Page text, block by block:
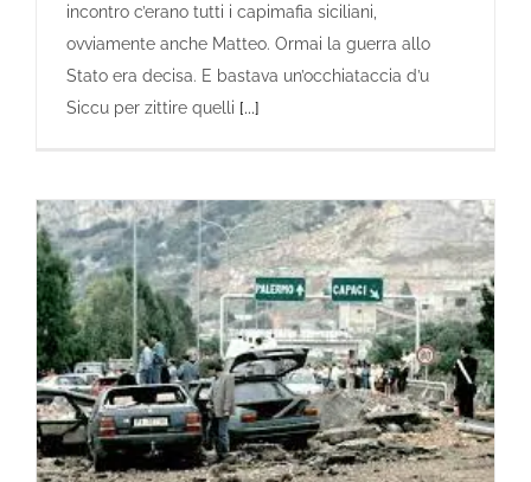
incontro c’erano tutti i capimafia siciliani,
ovviamente anche Matteo. Ormai la guerra allo
Stato era decisa. E bastava un’occhiataccia d’u
Siccu per zittire quelli [...]